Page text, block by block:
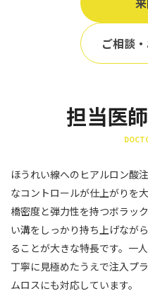
ご相談
担当医
ほうれい線へのヒアルロン酸
なコントロールが仕上がりを
橋密度と弾力性を持つボラッ
い溝をしっかり持ち上げなが
ることが大きな特長です。一
丁寧に見極めたうえで注入プ
ムロスにも対応しています。